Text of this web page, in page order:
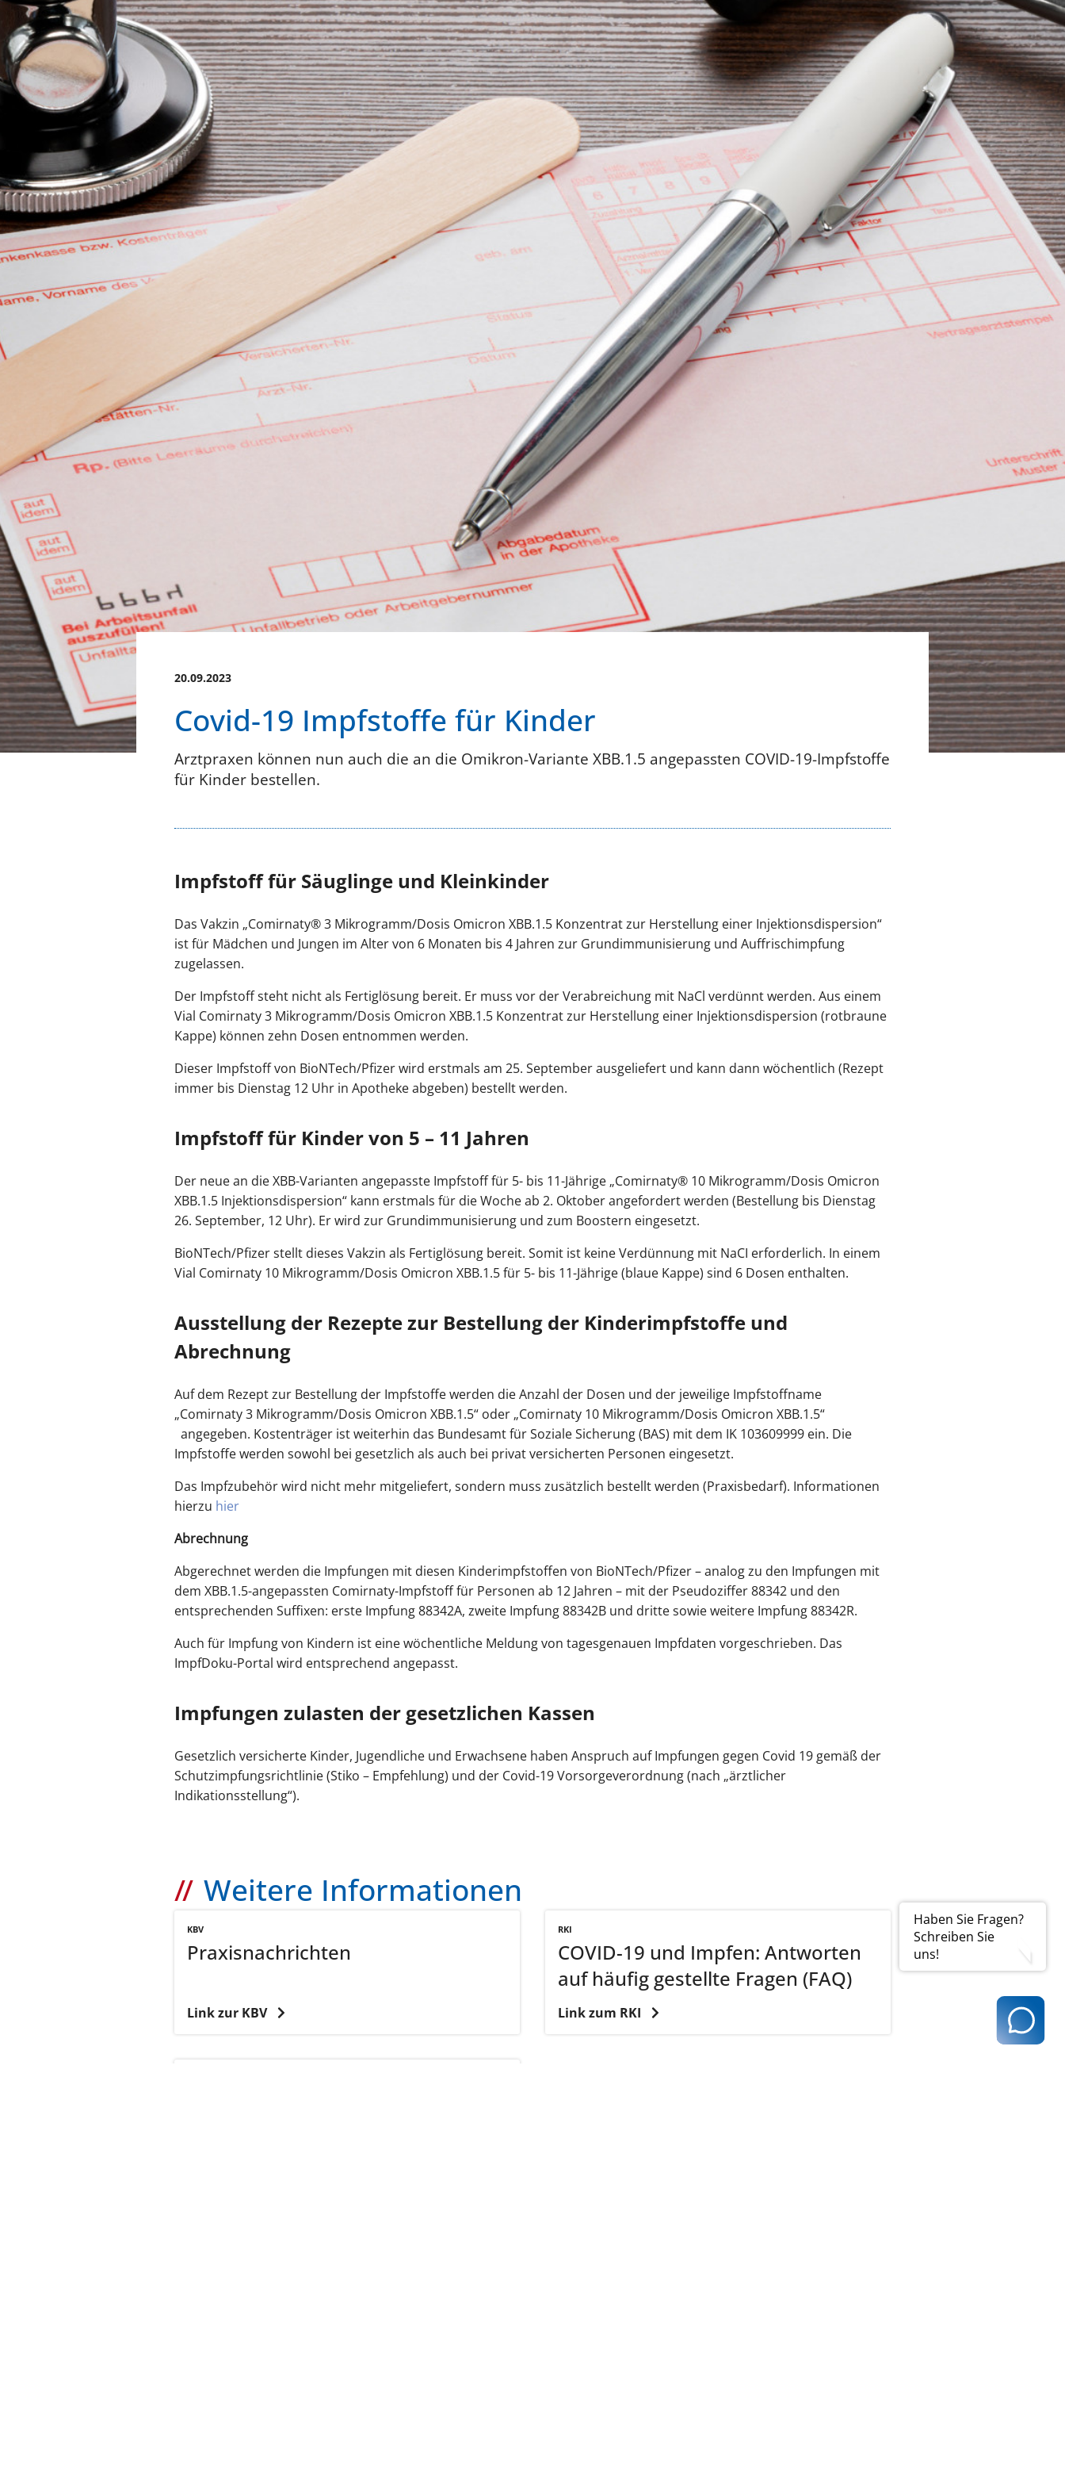
Haben Sie Fragen?
Schreiben Sie
uns!
20.09.2023
Covid-19 Impfstoffe für Kinder
Arztpraxen können nun auch die an die Omikron-Variante XBB.1.5 angepassten COVID-19-Impfstoffe
für Kinder bestellen.
Impfstoff für Säuglinge und Kleinkinder
Das Vakzin „Comirnaty® 3 Mikrogramm/Dosis Omicron XBB.1.5 Konzentrat zur Herstellung einer Injektionsdispersion“
ist für Mädchen und Jungen im Alter von 6 Monaten bis 4 Jahren zur Grundimmunisierung und Auffrischimpfung
zugelassen.
Der Impfstoff steht nicht als Fertiglösung bereit. Er muss vor der Verabreichung mit NaCl verdünnt werden. Aus einem
Vial Comirnaty 3 Mikrogramm/Dosis Omicron XBB.1.5 Konzentrat zur Herstellung einer Injektionsdispersion (rotbraune
Kappe) können zehn Dosen entnommen werden.
Dieser Impfstoff von BioNTech/Pfizer wird erstmals am 25. September ausgeliefert und kann dann wöchentlich (Rezept
immer bis Dienstag 12 Uhr in Apotheke abgeben) bestellt werden.
Impfstoff für Kinder von 5 – 11 Jahren
Der neue an die XBB-Varianten angepasste Impfstoff für 5- bis 11-Jährige „Comirnaty® 10 Mikrogramm/Dosis Omicron
XBB.1.5 Injektionsdispersion“ kann erstmals für die Woche ab 2. Oktober angefordert werden (Bestellung bis Dienstag
26. September, 12 Uhr). Er wird zur Grundimmunisierung und zum Boostern eingesetzt.
BioNTech/Pfizer stellt dieses Vakzin als Fertiglösung bereit. Somit ist keine Verdünnung mit NaCI erforderlich. In einem
Vial Comirnaty 10 Mikrogramm/Dosis Omicron XBB.1.5 für 5- bis 11-Jährige (blaue Kappe) sind 6 Dosen enthalten.
Ausstellung der Rezepte zur Bestellung der Kinderimpfstoffe und
Abrechnung
Auf dem Rezept zur Bestellung der Impfstoffe werden die Anzahl der Dosen und der jeweilige Impfstoffname
„Comirnaty 3 Mikrogramm/Dosis Omicron XBB.1.5“ oder „Comirnaty 10 Mikrogramm/Dosis Omicron XBB.1.5“
angegeben. Kostenträger ist weiterhin das Bundesamt für Soziale Sicherung (BAS) mit dem IK 103609999 ein. Die
Impfstoffe werden sowohl bei gesetzlich als auch bei privat versicherten Personen eingesetzt.
Das Impfzubehör wird nicht mehr mitgeliefert, sondern muss zusätzlich bestellt werden (Praxisbedarf). Informationen
hierzu hier
Abrechnung
Abgerechnet werden die Impfungen mit diesen Kinderimpfstoffen von BioNTech/Pfizer – analog zu den Impfungen mit
dem XBB.1.5-angepassten Comirnaty-Impfstoff für Personen ab 12 Jahren – mit der Pseudoziffer 88342 und den
entsprechenden Suffixen: erste Impfung 88342A, zweite Impfung 88342B und dritte sowie weitere Impfung 88342R.
Auch für Impfung von Kindern ist eine wöchentliche Meldung von tagesgenauen Impfdaten vorgeschrieben. Das
ImpfDoku-Portal wird entsprechend angepasst.
Impfungen zulasten der gesetzlichen Kassen
Gesetzlich versicherte Kinder, Jugendliche und Erwachsene haben Anspruch auf Impfungen gegen Covid 19 gemäß der
Schutzimpfungsrichtlinie (Stiko – Empfehlung) und der Covid-19 Vorsorgeverordnung (nach „ärztlicher
Indikationsstellung“).
Weitere Informationen
KBV
Praxisnachrichten
Link zur KBV
RKI
COVID-19 und Impfen: Antworten
auf häufig gestellte Fragen (FAQ)
Link zum RKI